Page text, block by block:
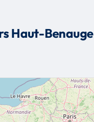
Haut-Benauge